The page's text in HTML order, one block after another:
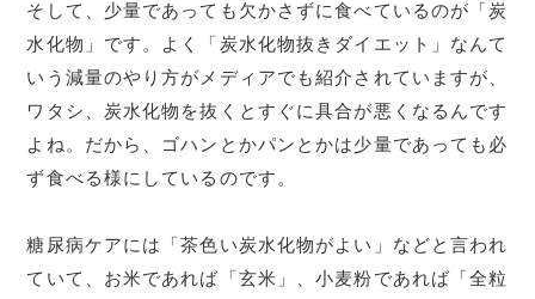
そして、少量であっても欠かさずに食べているのが「炭
水化物」です。よく「炭水化物抜きダイエット」なんて
いう減量のやり方がメディアでも紹介されていますが、
ワタシ、炭水化物を抜くとすぐに具合が悪くなるんです
よね。だから、ゴハンとかパンとかは少量であっても必
ず食べる様にしているのです。
糖尿病ケアには「茶色い炭水化物がよい」などと言われ
ていて、お米であれば「玄米」、小麦粉であれば「全粒